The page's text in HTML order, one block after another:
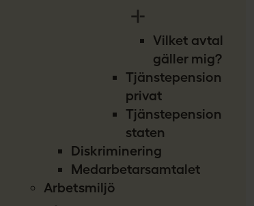
Vilket avtal
gäller mig?
Tjänstepension
privat
Tjänstepension
staten
Diskriminering
Medarbetarsamtalet
Arbetsmiljö